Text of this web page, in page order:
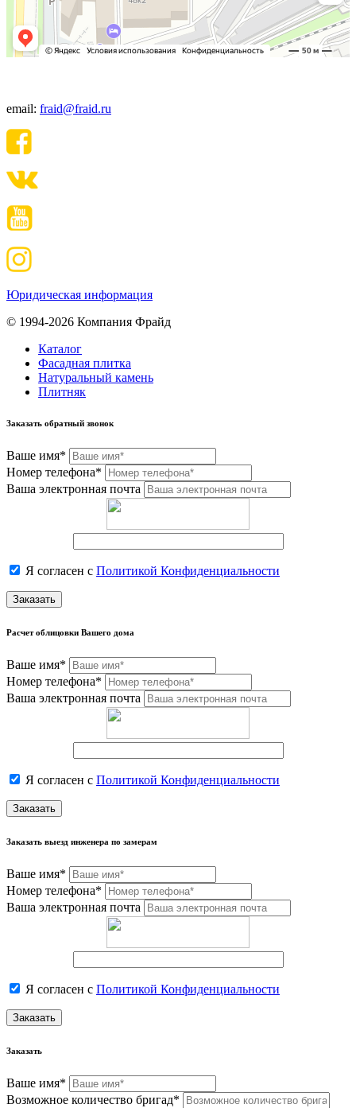
email: fraid@fraid.ru
Юридическая информация
© 1994-2026 Компания Фрайд
Каталог
Фасадная плитка
Натуральный камень
Плитняк
Заказать обратный звонок
Ваше имя*
Номер телефона*
Ваша электронная почта
Я согласен с Политикой Конфиденциальности
Заказать
Расчет облицовки Вашего дома
Ваше имя*
Номер телефона*
Ваша электронная почта
Я согласен с Политикой Конфиденциальности
Заказать
Заказать выезд инженера по замерам
Ваше имя*
Номер телефона*
Ваша электронная почта
Я согласен с Политикой Конфиденциальности
Заказать
Заказать
Ваше имя*
Возможное количество бригад*